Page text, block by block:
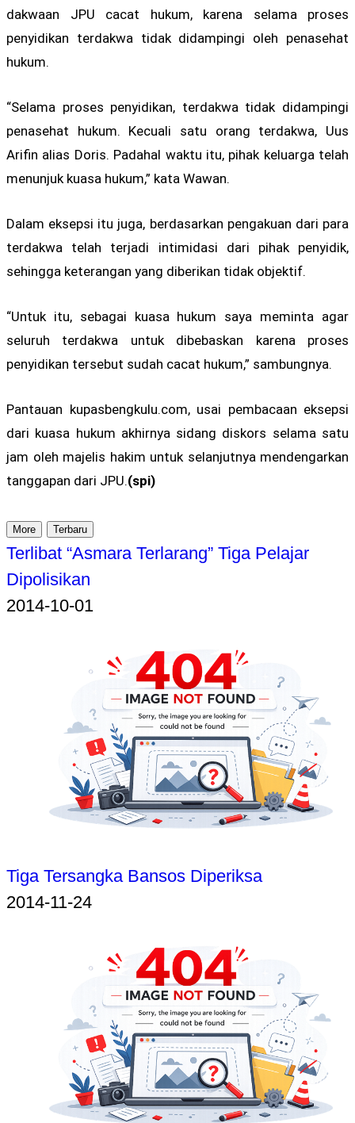
dakwaan JPU cacat hukum, karena selama proses
penyidikan terdakwa tidak didampingi oleh penasehat
hukum.
“Selama proses penyidikan, terdakwa tidak didampingi
penasehat hukum. Kecuali satu orang terdakwa, Uus
Arifin alias Doris. Padahal waktu itu, pihak keluarga telah
menunjuk kuasa hukum,” kata Wawan.
Dalam eksepsi itu juga, berdasarkan pengakuan dari para
terdakwa telah terjadi intimidasi dari pihak penyidik,
sehingga keterangan yang diberikan tidak objektif.
“Untuk itu, sebagai kuasa hukum saya meminta agar
seluruh terdakwa untuk dibebaskan karena proses
penyidikan tersebut sudah cacat hukum,” sambungnya.
Pantauan kupasbengkulu.com, usai pembacaan eksepsi
dari kuasa hukum akhirnya sidang diskors selama satu
jam oleh majelis hakim untuk selanjutnya mendengarkan
tanggapan dari JPU.(spi)
More Terbaru
Terlibat “Asmara Terlarang” Tiga Pelajar
Dipolisikan
2014-10-01
Tiga Tersangka Bansos Diperiksa
2014-11-24